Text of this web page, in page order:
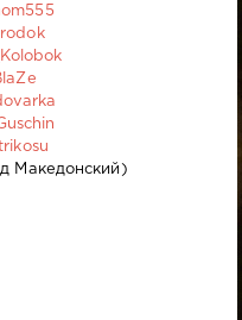
Македонский)